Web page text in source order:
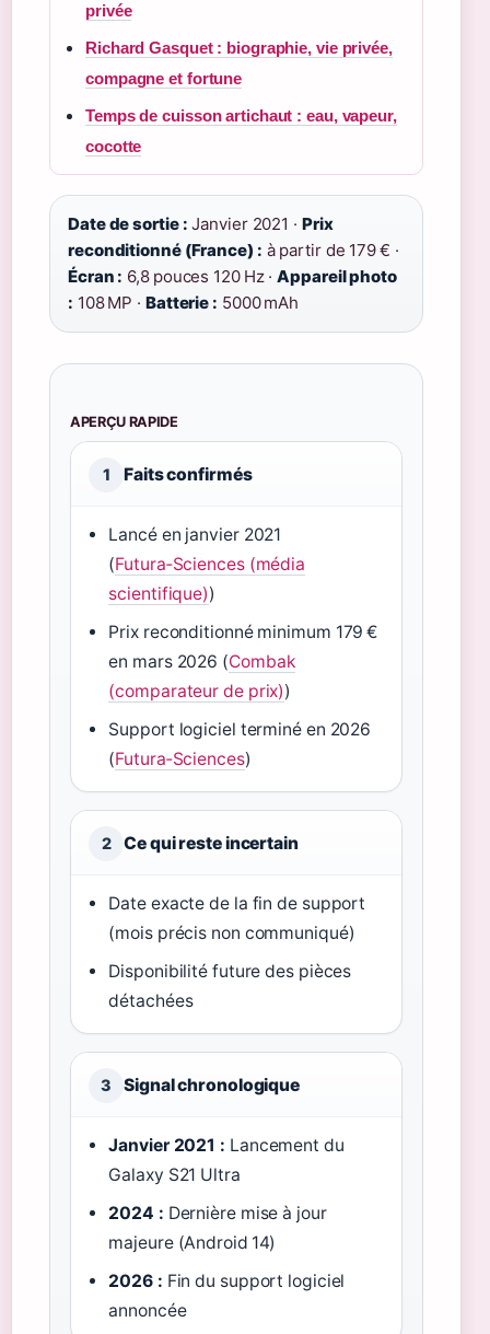
privée
Richard Gasquet : biographie, vie privée,
compagne et fortune
Temps de cuisson artichaut : eau, vapeur,
cocotte
Date de sortie : Janvier 2021 · Prix
reconditionné (France) : à partir de 179 € ·
Écran : 6,8 pouces 120 Hz ·Appareil photo
: 108 MP · Batterie : 5000 mAh
APERÇU RAPIDE
1 Faits confirmés
Lancé en janvier 2021
(Futura‑Sciences (média
scientifique))
Prix reconditionné minimum 179 €
en mars 2026 (Combak
(comparateur de prix))
Support logiciel terminé en 2026
(Futura‑Sciences)
2 Ce qui reste incertain
Date exacte de la fin de support
(mois précis non communiqué)
Disponibilité future des pièces
détachées
3 Signal chronologique
Janvier 2021 : Lancement du
Galaxy S21 Ultra
2024 : Dernière mise à jour
majeure (Android 14)
2026 : Fin du support logiciel
annoncée